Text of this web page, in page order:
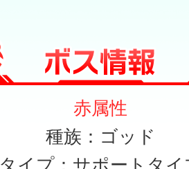
赤属性
種族：ゴッド
タイプ：サポートタイ